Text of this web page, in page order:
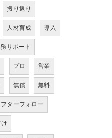
振り返り
人材育成 導入
サポート
プロ 営業
無償 無料
ターフォロー